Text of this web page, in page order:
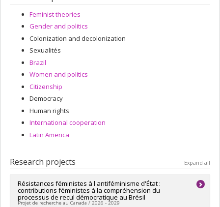
Feminist theories
Gender and politics
Colonization and decolonization
Sexualités
Brazil
Women and politics
Citizenship
Democracy
Human rights
International cooperation
Latin America
Research projects Expand all
Résistances féministes à l'antiféminisme d'État :
contributions féministes à la compréhension du
processus de recul démocratique au Brésil
Projet de recherche au Canada / 2026 - 2029